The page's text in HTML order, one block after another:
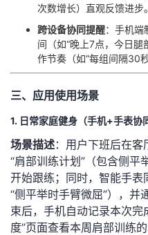
次数增长）直观反馈进步。
​跨设备协同提醒​：手机端
间（如“晚上7点，今日
作节奏（如“每组间隔30秒
三、应用使用场景
1. 日常家庭健身（手机+手表协
​场景描述​：用户下班后在
“肩部训练计划”（包含侧平
开始跟练；同时，智能手
“侧平举时手臂微屈”），并
束后，手机自动记录本次完
度”页面查看本周肩部训练的